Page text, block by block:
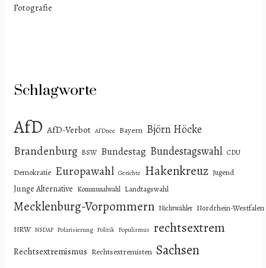
Fotografie
Schlagworte
AfD AfD-Verbot AfDnee Bayern Björn Höcke
Brandenburg BSW Bundestag Bundestagswahl CDU
Demokratie Europawahl Gerichte Hakenkreuz Jugend
Junge Alternative Kommunalwahl Landtagswahl
Mecklenburg-Vorpommern Nichtwähler Nordrhein-Westfalen
NRW NSDAP Polarisierung Politik Populismus rechtsextrem
Rechtsextremismus Rechtsextremisten Sachsen